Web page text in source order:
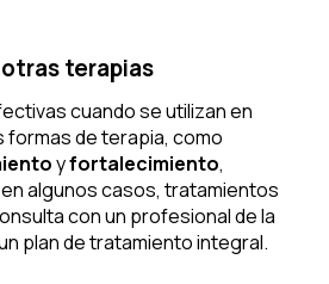
terapias
cuando se utilizan en
de terapia, como
yfortalecimiento,
en algunos casos, tratamientos
con un profesional de la
plan de tratamiento integral.